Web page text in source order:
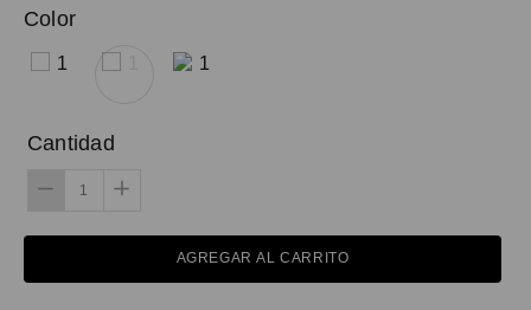
Color
Cantidad
AGREGAR AL CARRITO